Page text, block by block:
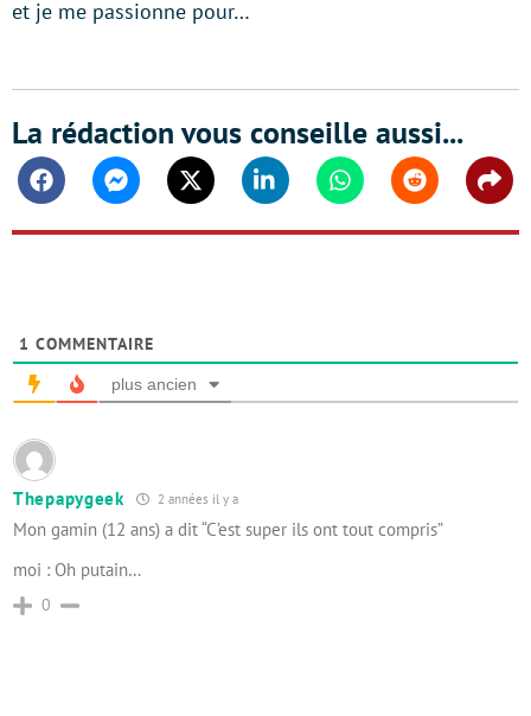
et je me passionne pour…
La rédaction vous conseille aussi...
FacebookMessengerTwitter Linkedin WhatsappReddit
1 COMMENTAIRE
plus ancien
Thepapygeek 2 années il y a
Mon gamin (12 ans) a dit “C’est super ils ont tout compris”
moi : Oh putain…
0